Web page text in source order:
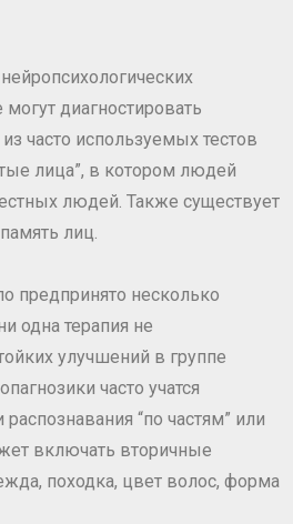
диагностировать
часто используемых тестов
лица”, в котором людей
людей. Также существует
лиц.
предпринято несколько
одна терапия не
улучшений в группе
часто учатся
распознавания “по частям” или
включать вторичные
походка, цвет волос, форма